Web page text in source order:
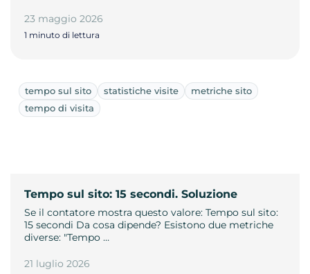
23 maggio 2026
1 minuto di lettura
tempo sul sito statistiche visite
metriche sito
tempo di visita
Tempo sul sito: 15 secondi. Soluzione
Se il contatore mostra questo valore: Tempo sul sito:
15 secondi Da cosa dipende? Esistono due metriche
diverse: "Tempo …
21 luglio 2026